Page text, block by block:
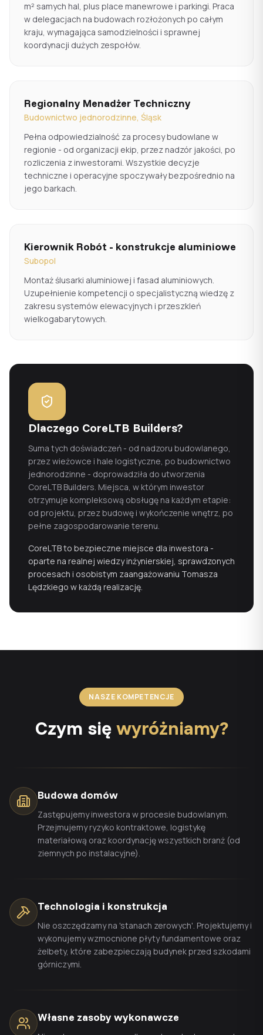
m² samych hal, plus place manewrowe i parkingi. Praca
w delegacjach na budowach rozłożonych po całym
kraju, wymagająca samodzielności i sprawnej
koordynacji dużych zespołów.
Regionalny Menadżer Techniczny
Budownictwo jednorodzinne, Śląsk
Pełna odpowiedzialność za procesy budowlane w
regionie - od organizacji ekip, przez nadzór jakości, po
rozliczenia z inwestorami. Wszystkie decyzje
techniczne i operacyjne spoczywały bezpośrednio na
jego barkach.
Kierownik Robót - konstrukcje aluminiowe
Subopol
Montaż ślusarki aluminiowej i fasad aluminiowych.
Uzupełnienie kompetencji o specjalistyczną wiedzę z
zakresu systemów elewacyjnych i przeszkleń
wielkogabarytowych.
Dlaczego CoreLTB Builders?
Suma tych doświadczeń - od nadzoru budowlanego,
przez wieżowce i hale logistyczne, po budownictwo
jednorodzinne - doprowadziła do utworzenia
CoreLTB Builders. Miejsca, w którym inwestor
otrzymuje kompleksową obsługę na każdym etapie:
od projektu, przez budowę i wykończenie wnętrz, po
pełne zagospodarowanie terenu.
CoreLTB to bezpieczne miejsce dla inwestora -
oparte na realnej wiedzy inżynierskiej, sprawdzonych
procesach i osobistym zaangażowaniu Tomasza
Lędzkiego w każdą realizację.
NASZE KOMPETENCJE
Czym się wyróżniamy?
Budowa domów
Zastępujemy inwestora w procesie budowlanym.
Przejmujemy ryzyko kontraktowe, logistykę
materiałową oraz koordynację wszystkich branż (od
ziemnych po instalacyjne).
Technologia i konstrukcja
Nie oszczędzamy na 'stanach zerowych'. Projektujemy i
wykonujemy wzmocnione płyty fundamentowe oraz
żelbety, które zabezpieczają budynek przed szkodami
górniczymi.
Własne zasoby wykonawcze